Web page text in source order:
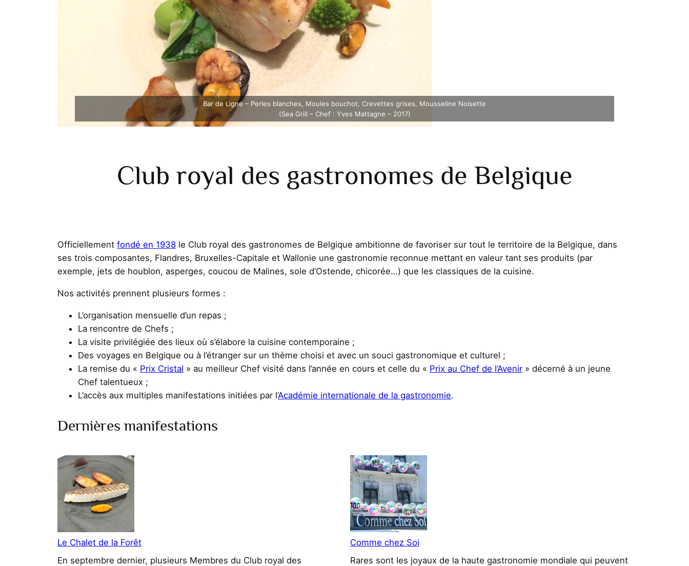
Bar de Ligne – Perles blanches, Moules bouchot, Crevettes grises, Mousseline Noisette
(Sea Grill – Chef : Yves Mattagne – 2017)
Club royal des gastronomes de Belgique
Officiellement fondé en 1938 le Club royal des gastronomes de Belgique ambitionne de favoriser sur tout le territoire de la Belgique, dans
ses trois composantes, Flandres, Bruxelles-Capitale et Wallonie une gastronomie reconnue mettant en valeur tant ses produits (par
exemple, jets de houblon, asperges, coucou de Malines, sole d’Ostende, chicorée…) que les classiques de la cuisine.
Nos activités prennent plusieurs formes :
L’organisation mensuelle d’un repas ;
La rencontre de Chefs ;
La visite privilégiée des lieux où s’élabore la cuisine contemporaine ;
Des voyages en Belgique ou à l’étranger sur un thème choisi et avec un souci gastronomique et culturel ;
La remise du « Prix Cristal » au meilleur Chef visité dans l’année en cours et celle du « Prix au Chef de l’Avenir » décerné à un jeune
Chef talentueux ;
L’accès aux multiples manifestations initiées par l’Académie internationale de la gastronomie.
Dernières manifestations
Le Chalet de la Forêt
En septembre dernier, plusieurs Membres du Club royal des
Comme chez Soi
Rares sont les joyaux de la haute gastronomie mondiale qui peuvent